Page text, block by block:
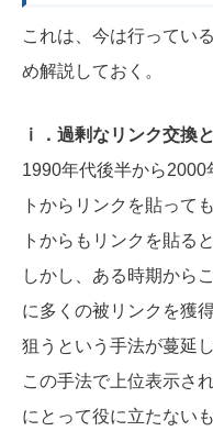
これは、今は行ってい
め解説しておく。
ⅰ．過剰なリンク交換
1990年代後半から2000
トからリンクを貼って
トからもリンクを貼る
しかし、ある時期から
に多くの被リンクを獲
狙うという手法が蔓延し
この手法で上位表示さ
にとって役に立たない